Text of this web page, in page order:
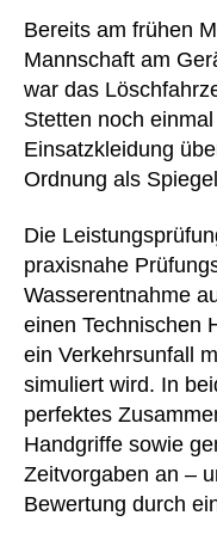
Bereits am frühen
Mannschaft am
war das
Stetten noch
Einsatzkleidung
Ordnung als
Die
praxisnahe
Wasserentnahme
einen Technischen
ein Verkehrsunfall
simuliert wird. In
perfektes
Handgriffe sowie
Zeitvorgaben an –
Bewertung durch